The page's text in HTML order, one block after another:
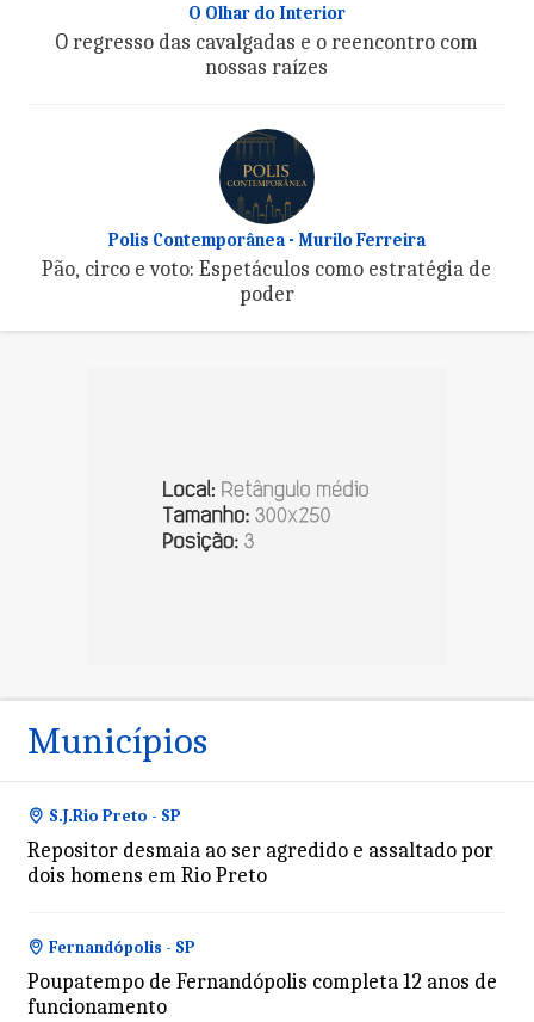
O Olhar do Interior
O regresso das cavalgadas e o reencontro com
nossas raízes
Polis Contemporânea - Murilo Ferreira
Pão, circo e voto: Espetáculos como estratégia de
poder
Municípios
S.J.Rio Preto - SP
Repositor desmaia ao ser agredido e assaltado por
dois homens em Rio Preto
Fernandópolis - SP
Poupatempo de Fernandópolis completa 12 anos de
funcionamento